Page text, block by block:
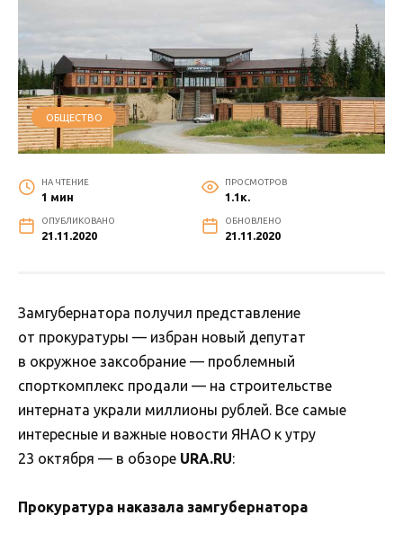
ОБЩЕСТВО
НА ЧТЕНИЕ
1 мин
ПРОСМОТРОВ
1.1к.
ОПУБЛИКОВАНО
21.11.2020
ОБНОВЛЕНО
21.11.2020
Замгубернатора получил представление
от прокуратуры — избран новый депутат
в окружное заксобрание — проблемный
спорткомплекс продали — на строительстве
интерната украли миллионы рублей. Все самые
интересные и важные новости ЯНАО к утру
23 октября — в обзоре URA.RU:
Прокуратура наказала замгубернатора